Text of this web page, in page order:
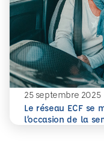
25 septembre 2025
Le réseau ECF se
l’occasion de la
En savoir plus